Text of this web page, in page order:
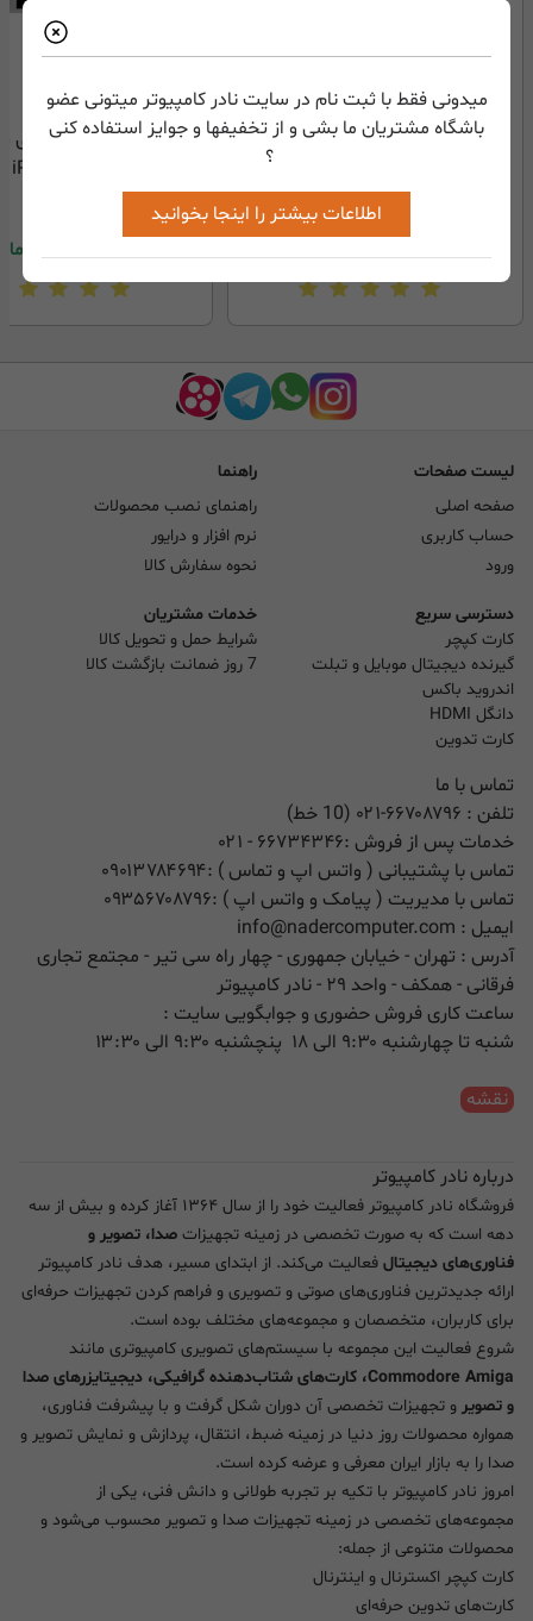
میدونی فقط با ثبت نام در سایت نادر کامپیوتر میتونی عضو
باشگاه مشتریان ما بشی و از تخفیفها و جوایز استفاده کنی
؟
اطلاعات بیشتر را اینجا بخوانید
کارت شبکه بی سیم تی پی لینک
دسته بازی بلوتوثی آی
iPega 9023s
لیست صفحات
صفحه اصلی
حساب کاربری
ورود
راهنما
راهنمای نصب محصولات
نرم افزار و درایور
نحوه سفارش کالا
دسترسی سریع
کارت کپچر
گیرنده دیجیتال موبایل و تبلت
اندروید باکس
دانگل HDMI
کارت تدوین
خدمات مشتریان
شرایط حمل و تحویل کالا
7 روز ضمانت بازگشت کالا
تماس با ما
تلفن : ۰۲۱-۶۶۷۰۸۷۹۶ (10 خط)
خدمات پس از فروش :۶۶۷۳۴۳۴۶ - ۰۲۱
تماس با پشتیبانی ( واتس اپ و تماس ) :۰۹۰۱۳۷۸۴۶۹۴
تماس با مدیریت ( پیامک و واتس اپ ) :۰۹۳۵۶۷۰۸۷۹۶
ایمیل : info@nadercomputer.com
آدرس : تهران - خیابان جمهوری - چهار راه سی تیر - مجتمع تجاری
فرقانی - همکف - واحد ۲۹ - نادر کامپیوتر
ساعت کاری فروش حضوری و جوابگویی سایت :
شنبه تا چهارشنبه ۹:۳۰ الی ۱۸ پنچشنبه ۹:۳۰ الی ۱۳:۳۰
نقشه
درباره نادر کامپیوتر
فروشگاه نادر کامپیوتر فعالیت خود را از سال ۱۳۶۴ آغاز کرده و بیش از سه
دهه است که به صورت تخصصی در زمینه تجهیزات صدا، تصویر و
فناوری‌های دیجیتال فعالیت می‌کند. از ابتدای مسیر، هدف نادر کامپیوتر
ارائه جدیدترین فناوری‌های صوتی و تصویری و فراهم کردن تجهیزات حرفه‌ای
برای کاربران، متخصصان و مجموعه‌های مختلف بوده است.
شروع فعالیت این مجموعه با سیستم‌های تصویری کامپیوتری مانند
Commodore Amiga، کارت‌های شتاب‌دهنده گرافیکی، دیجیتایزرهای صدا
و تصویر و تجهیزات تخصصی آن دوران شکل گرفت و با پیشرفت فناوری،
همواره محصولات روز دنیا در زمینه ضبط، انتقال، پردازش و نمایش تصویر و
صدا را به بازار ایران معرفی و عرضه کرده است.
امروز نادر کامپیوتر با تکیه بر تجربه طولانی و دانش فنی، یکی از
مجموعه‌های تخصصی در زمینه تجهیزات صدا و تصویر محسوب می‌شود و
محصولات متنوعی از جمله:
کارت کپچر اکسترنال و اینترنال
کارت‌های تدوین حرفه‌ای